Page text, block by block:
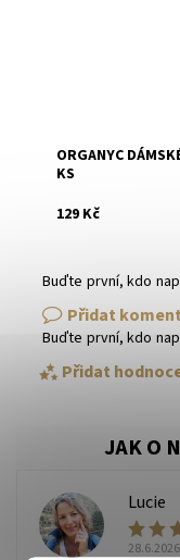
ORGANYC
KS
129 Kč
Buďte první, kdo
Přidat
Buďte první, kdo
Přidat
L
Lucie
28.6.2026